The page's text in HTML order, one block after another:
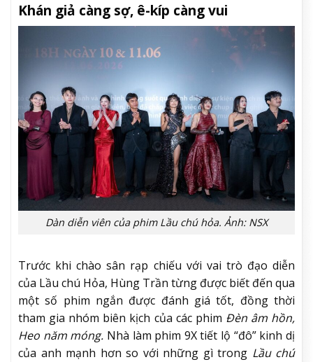
Khán giả càng sợ, ê-kíp càng vui
Dàn diễn viên của phim Lầu chú hỏa. Ảnh: NSX
Trước khi chào sân rạp chiếu với vai trò đạo diễn
của Lầu chú Hỏa, Hùng Trần từng được biết đến qua
một số phim ngắn được đánh giá tốt, đồng thời
tham gia nhóm biên kịch của các phim Đèn âm hồn,
Heo năm móng. Nhà làm phim 9X tiết lộ “đô” kinh dị
của anh mạnh hơn so với những gì trong Lầu chú